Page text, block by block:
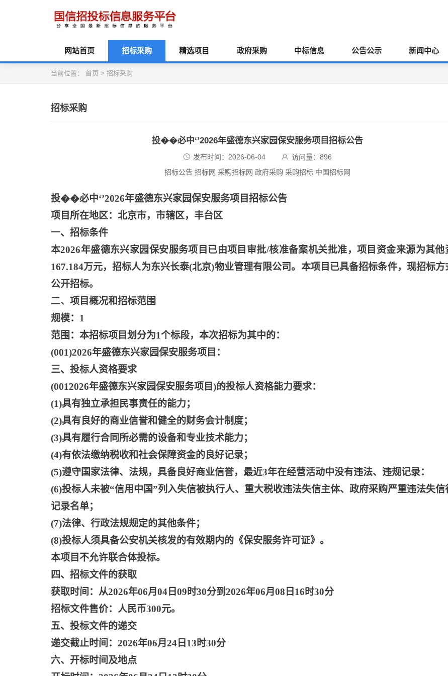
网站首页 招标采购 精选项目 政府采购 中标信息 公告公示 新闻中心
当前位置： 首页 > 招标采购
招标采购
投��必中‘’2026年盛德东兴家园保安服务项目招标公告
发布时间：2026-06-04 访问量：896
招标公告 招标网 采购招标网 政府采购 采购招标 中国招标网
投��必中‘’2026年盛德东兴家园保安服务项目招标公告
项目所在地区：北京市，市辖区，丰台区
一、招标条件
本2026年盛德东兴家园保安服务项目已由项目审批/核准备案机关批准，项目资金来源为其他
167.184万元，招标人为东兴长泰(北京)物业管理有限公司。本项目已具备招标条件，现招标方
公开招标。
二、项目概况和招标范围
规模： 1
范围：本招标项目划分为1个标段，本次招标为其中的：
(001)2026年盛德东兴家园保安服务项目：
三、投标人资格要求
(0012026年盛德东兴家园保安服务项目)的投标人资格能力要求：
(1)具有独立承担民事责任的能力；
(2)具有良好的商业信誉和健全的财务会计制度；
(3)具有履行合同所必需的设备和专业技术能力；
(4)有依法缴纳税收和社会保障资金的良好记录；
(5)遵守国家法律、法规，具备良好商业信誉，最近3年在经营活动中没有违法、违规记录：
(6)投标人未被“信用中国”列入失信被执行人、重大税收违法失信主体、政府采购严重违法失信
记录名单；
(7)法律、行政法规规定的其他条件；
(8)投标人须具备公安机关核发的有效期内的《保安服务许可证》。
本项目不允许联合体投标。
四、招标文件的获取
获取时间：从2026年06月04日09时30分到2026年06月08日16时30分
招标文件售价：人民币300元。
五、投标文件的递交
递交截止时间： 2026年06月24日13时30分
六、开标时间及地点